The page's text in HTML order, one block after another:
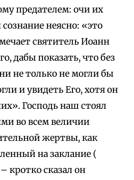
предателем: очи их
неясно: «это
святитель Иоанн
дабы показать, что без
не только не могли бы
и увидеть Его, хотя он
Господь наш стоял
во всем величии
жертвы, как
на заклание (
– кротко сказал он